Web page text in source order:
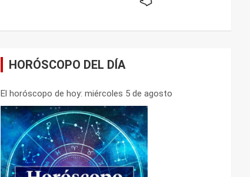
HORÓSCOPO DEL DÍA
El horóscopo de hoy: miércoles 5 de agosto